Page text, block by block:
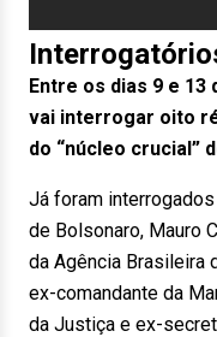
Entre os dias 9 e 13
vai interrogar oito
do “núcleo crucial”
Já foram
de Bolsonaro, Mauro
da Agência Brasileira
ex-comandante da
da Justiça e ex-